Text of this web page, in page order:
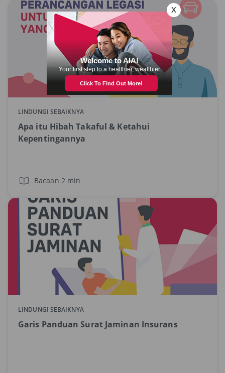
LINDUNGI SEBAIKNYA
Apa itu Hibah Takaful & Ketahui
Kepentingannya
Bacaan 2 min
LINDUNGI SEBAIKNYA
Garis Panduan Surat Jaminan Insurans